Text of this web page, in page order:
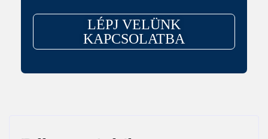
LÉPJ VELÜNK
KAPCSOLATBA